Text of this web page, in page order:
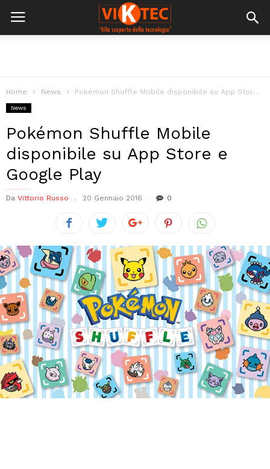
Home News Pokémon Shuffle Mobile disponibile su App Store e Google Play
News
Pokémon Shuffle Mobile
disponibile su App Store e
Google Play
Da Vittorio Russo 20 Gennaio 2016 0